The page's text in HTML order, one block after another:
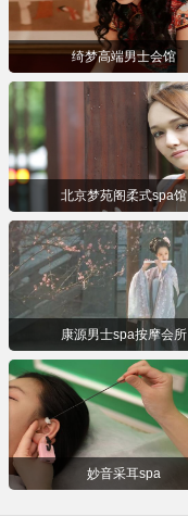
绮梦高端男士会馆
北京梦苑阁柔式spa馆
康源男士spa按摩会所
妙音采耳spa